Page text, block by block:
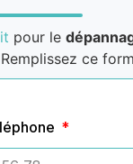
pour le
ce